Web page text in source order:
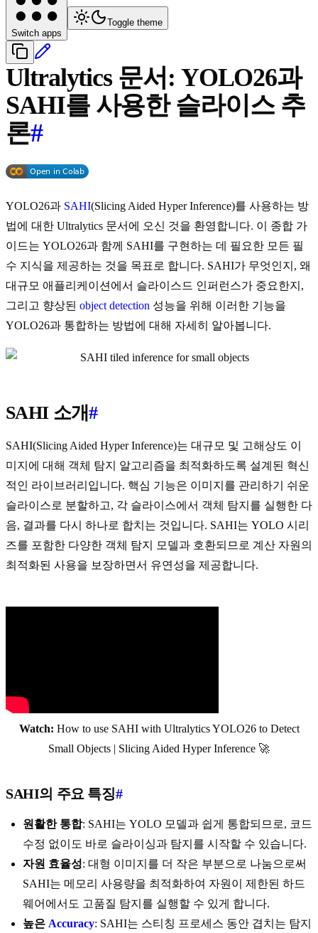
Switch apps
Toggle theme
Ultralytics 문서: YOLO26과
SAHI를 사용한 슬라이스 추
론#
YOLO26과 SAHI(Slicing Aided Hyper Inference)를 사용하는 방
법에 대한 Ultralytics 문서에 오신 것을 환영합니다. 이 종합 가
이드는 YOLO26과 함께 SAHI를 구현하는 데 필요한 모든 필
수 지식을 제공하는 것을 목표로 합니다. SAHI가 무엇인지, 왜
대규모 애플리케이션에서 슬라이스드 인퍼런스가 중요한지,
그리고 향상된 object detection 성능을 위해 이러한 기능을
YOLO26과 통합하는 방법에 대해 자세히 알아봅니다.
SAHI 소개#
SAHI(Slicing Aided Hyper Inference)는 대규모 및 고해상도 이
미지에 대해 객체 탐지 알고리즘을 최적화하도록 설계된 혁신
적인 라이브러리입니다. 핵심 기능은 이미지를 관리하기 쉬운
슬라이스로 분할하고, 각 슬라이스에서 객체 탐지를 실행한 다
음, 결과를 다시 하나로 합치는 것입니다. SAHI는 YOLO 시리
즈를 포함한 다양한 객체 탐지 모델과 호환되므로 계산 자원의
최적화된 사용을 보장하면서 유연성을 제공합니다.
Watch: How to use SAHI with Ultralytics YOLO26 to Detect
Small Objects | Slicing Aided Hyper Inference 🚀
SAHI의 주요 특징#
원활한 통합: SAHI는 YOLO 모델과 쉽게 통합되므로, 코드
수정 없이도 바로 슬라이싱과 탐지를 시작할 수 있습니다.
자원 효율성: 대형 이미지를 더 작은 부분으로 나눔으로써
SAHI는 메모리 사용량을 최적화하여 자원이 제한된 하드
웨어에서도 고품질 탐지를 실행할 수 있게 합니다.
높은 Accuracy: SAHI는 스티칭 프로세스 동안 겹치는 탐지